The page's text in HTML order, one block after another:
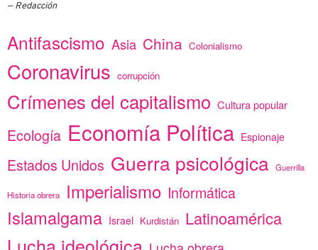
Redacción
Antifascismo Asia China Colonialismo
Coronavirus corrupción
Crímenes del capitalismo Cultura popular
Ecología Economía Política Espionaje
Estados Unidos Guerra psicológica Guerrilla
Historia obrera Imperialismo Informática
Islamalgama Israel Kurdistán Latinoamérica